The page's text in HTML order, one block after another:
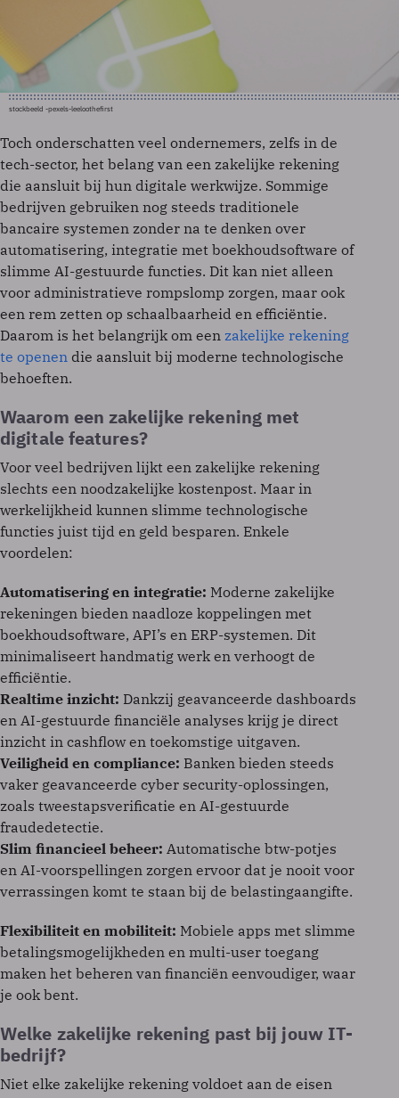
stockbeeld -pexels-leeloothefirst
Toch onderschatten veel ondernemers, zelfs in de
tech-sector, het belang van een zakelijke rekening
die aansluit bij hun digitale werkwijze. Sommige
bedrijven gebruiken nog steeds traditionele
bancaire systemen zonder na te denken over
automatisering, integratie met boekhoudsoftware of
slimme AI-gestuurde functies. Dit kan niet alleen
voor administratieve rompslomp zorgen, maar ook
een rem zetten op schaalbaarheid en efficiëntie.
Daarom is het belangrijk om een zakelijke rekening
te openen die aansluit bij moderne technologische
behoeften.
Waarom een zakelijke rekening met
digitale features?
Voor veel bedrijven lijkt een zakelijke rekening
slechts een noodzakelijke kostenpost. Maar in
werkelijkheid kunnen slimme technologische
functies juist tijd en geld besparen. Enkele
voordelen:
Automatisering en integratie: Moderne zakelijke
rekeningen bieden naadloze koppelingen met
boekhoudsoftware, API’s en ERP-systemen. Dit
minimaliseert handmatig werk en verhoogt de
efficiëntie.
Realtime inzicht: Dankzij geavanceerde dashboards
en AI-gestuurde financiële analyses krijg je direct
inzicht in cashflow en toekomstige uitgaven.
Veiligheid en compliance: Banken bieden steeds
vaker geavanceerde cyber security-oplossingen,
zoals tweestapsverificatie en AI-gestuurde
fraudedetectie.
Slim financieel beheer: Automatische btw-potjes
en AI-voorspellingen zorgen ervoor dat je nooit voor
verrassingen komt te staan bij de belastingaangifte.
Flexibiliteit en mobiliteit: Mobiele apps met slimme
betalingsmogelijkheden en multi-user toegang
maken het beheren van financiën eenvoudiger, waar
je ook bent.
Welke zakelijke rekening past bij jouw IT-
bedrijf?
Niet elke zakelijke rekening voldoet aan de eisen